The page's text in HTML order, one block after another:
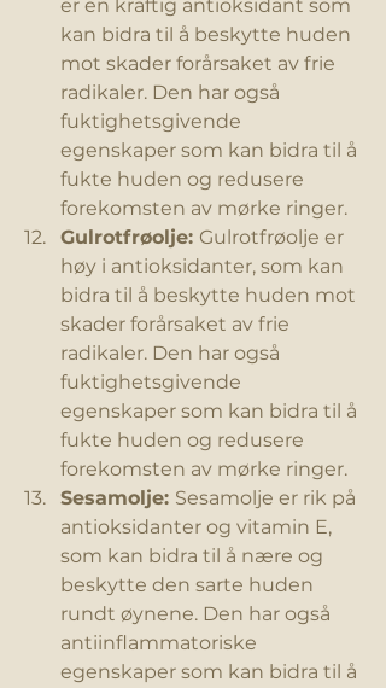
er en kraftig antioksidant som
kan bidra til å beskytte huden
mot skader forårsaket av frie
radikaler. Den har også
fuktighetsgivende
egenskaper som kan bidra til å
fukte huden og redusere
forekomsten av mørke ringer.
Gulrotfrøolje: Gulrotfrøolje er
høy i antioksidanter, som kan
bidra til å beskytte huden mot
skader forårsaket av frie
radikaler. Den har også
fuktighetsgivende
egenskaper som kan bidra til å
fukte huden og redusere
forekomsten av mørke ringer.
Sesamolje: Sesamolje er rik på
antioksidanter og vitamin E,
som kan bidra til å nære og
beskytte den sarte huden
rundt øynene. Den har også
antiinflammatoriske
egenskaper som kan bidra til å